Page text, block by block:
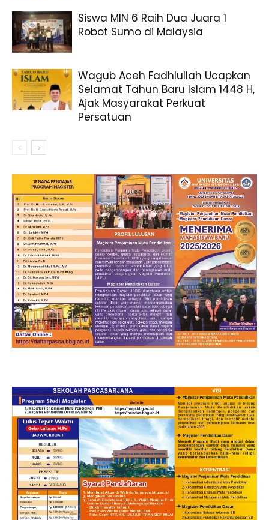
Siswa MIN 6 Raih Dua Juara 1
Robot Sumo di Malaysia
Wagub Aceh Fadhlullah Ucapkan
Selamat Tahun Baru Islam 1448 H,
Ajak Masyarakat Perkuat
Persatuan